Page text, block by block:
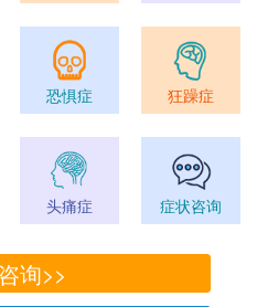
恐惧症 狂躁症
头痛症 症状咨询
询>>